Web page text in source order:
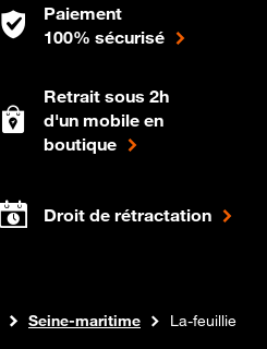
Paiement
100% sécurisé
Retrait sous 2h
d'un mobile en
boutique
Droit de rétractation
Seine-maritime La-feuillie